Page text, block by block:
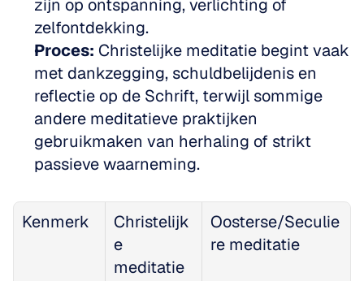
zijn op ontspanning, verlichting of
zelfontdekking.
Proces: Christelijke meditatie begint vaak
met dankzegging, schuldbelijdenis en
reflectie op de Schrift, terwijl sommige
andere meditatieve praktijken
gebruikmaken van herhaling of strikt
passieve waarneming.
Kenmerk
Christelijk
e
meditatie
Oosterse/Seculie
re meditatie